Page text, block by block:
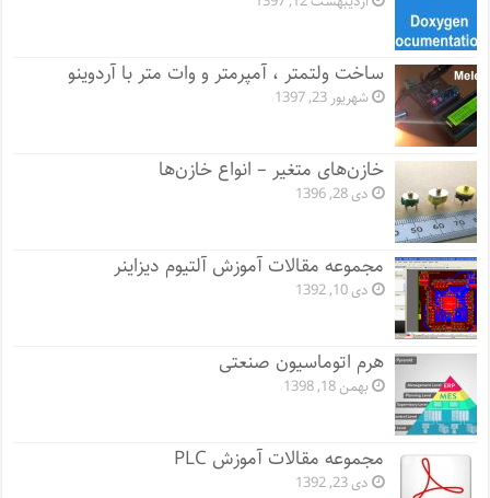
ساخت ولتمتر ، آمپرمتر و وات متر با آردوینو
شهریور 23, 1397
خازن‌های متغیر – انواع خازن‌ها
دی 28, 1396
مجموعه مقالات آموزش آلتیوم دیزاینر
دی 10, 1392
هرم اتوماسیون صنعتی
بهمن 18, 1398
مجموعه مقالات آموزش PLC
دی 23, 1392